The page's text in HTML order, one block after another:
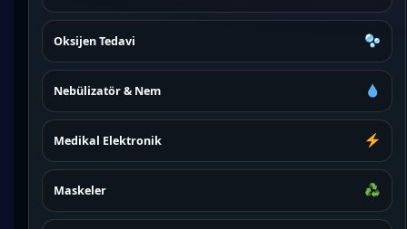
Oksijen Tedavi
Nebülizatör & Nem
Medikal Elektronik
Maskeler